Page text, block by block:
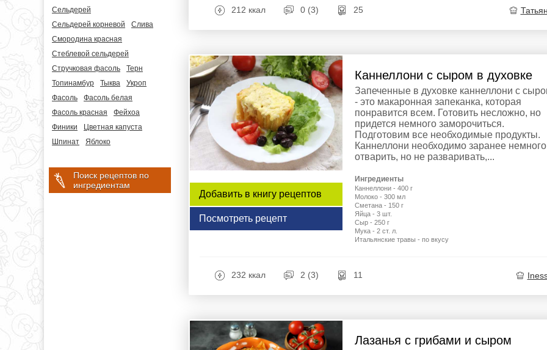
Сельдерей
Сельдерей корневой
Слива
Смородина красная
Стеблевой сельдерей
Стручковая фасоль
Терн
Топинамбур
Тыква
Укроп
Фасоль
Фасоль белая
Фасоль красная
Фейхоа
Финики
Цветная капуста
Шпинат
Яблоко
Поиск рецептов по
ингредиентам
212 ккал 0 (3) 25
Добавить в книгу рецептов
Посмотреть рецепт
Каннеллони с сыром в духовке
Запеченные в духовке каннеллони с
- это макаронная запеканка, которая
понравится всем. Готовить несложно, но
придется немного заморочиться.
Подготовим все необходимые продукты.
Каннеллони необходимо заранее немного
отварить, но не разваривать,...
Ингредиенты
Каннеллони - 400 г
Молоко - 300 мл
Сметана - 150 г
Яйца - 3 шт.
Сыр - 250 г
Мука - 2 ст. л.
Итальянские травы - по вкусу
232 ккал 2 (3) 11
Лазанья с грибами и сыром